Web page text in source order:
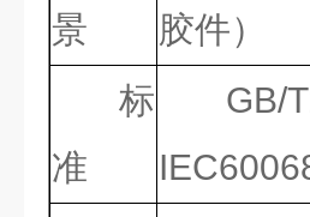
景
胶件）
标
准
GB/